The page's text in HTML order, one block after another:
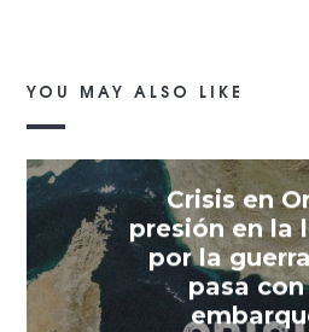
YOU MAY ALSO LIKE
Crisis en
presión en la
por la
pasa